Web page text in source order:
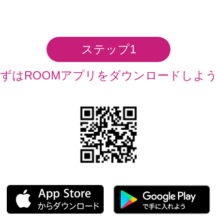
ステップ1
はROOMアプリを ダウンロードしよ